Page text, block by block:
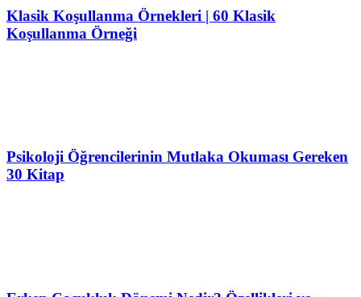
Klasik Koşullanma Örnekleri | 60 Klasik
Koşullanma Örneği
Psikoloji Öğrencilerinin Mutlaka Okuması Gereken
30 Kitap